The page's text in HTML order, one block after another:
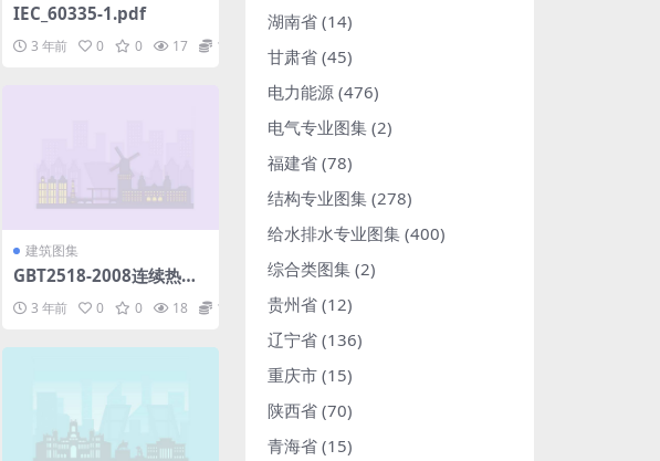
IEC_60335-1.pdf
3 年前 0 0 17 1.98
建筑图集
GBT2518-2008连续热镀
3 年前 0 0 18 1.98
湖南省 (14)
甘肃省 (45)
电力能源 (476)
电气专业图集 (2)
福建省 (78)
结构专业图集 (278)
给水排水专业图集 (400)
综合类图集 (2)
贵州省 (12)
辽宁省 (136)
重庆市 (15)
陕西省 (70)
青海省 (15)